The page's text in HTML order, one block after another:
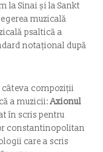
la Sinai şi la Sankt
muzicală
psaltică a
notaţional după
compoziţii
a muzicii:Axionul
în scris pentru
constantinopolitan
care a scris